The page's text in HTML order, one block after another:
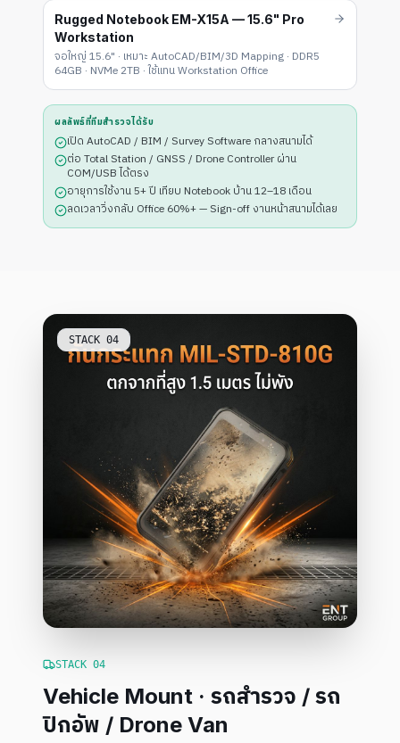
Rugged Notebook EM-X15A — 15.6" Pro
Workstation
จอใหญ่ 15.6" · เหมาะ AutoCAD/BIM/3D Mapping · DDR5
64GB · NVMe 2TB · ใช้แทน Workstation Office
ผลลัพธ์ที่ทีมสำรวจได้รับ
เปิด AutoCAD / BIM / Survey Software กลางสนามได้
ต่อ Total Station / GNSS / Drone Controller ผ่าน
COM/USB ได้ตรง
อายุการใช้งาน 5+ ปี เทียบ Notebook บ้าน 12–18 เดือน
ลดเวลาวิ่งกลับ Office 60%+ — Sign-off งานหน้าสนามได้เลย
STACK 04
STACK 04
Vehicle Mount · รถสำรวจ / รถ
ปิกอัพ / Drone Van